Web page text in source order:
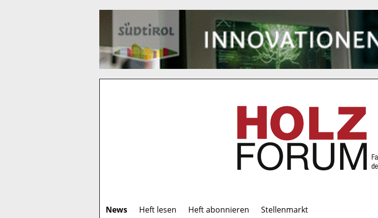
News Heft lesen Heft abonnieren
Stellenmarkt